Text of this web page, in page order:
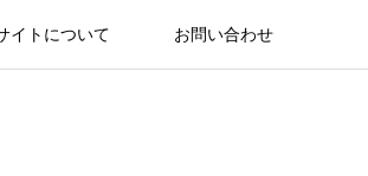
イトについて お問い合わせ